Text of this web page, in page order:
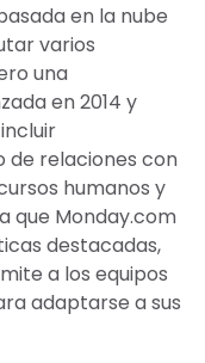
en la nube
varios
una
en 2014 y
de relaciones con
humanos y
que Monday.com
destacadas,
a los equipos
adaptarse a sus